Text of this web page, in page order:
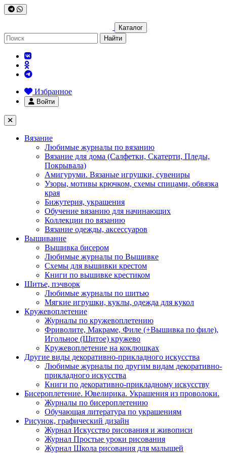
Каталог
Найти
Избранное
Войти
Вязание
Любимые журналы по вязанию
Вязание для дома (Салфетки, Скатерти, Пледы,
Покрывала)
Амигуруми. Вязаные игрушки, сувениры
Узоры, мотивы крючком, схемы спицами, обвязка
края
Бижутерия, украшения
Обучение вязанию для начинающих
Коллекции по вязанию
Вязание одежды, аксессуаров
Вышивание
Вышивка бисером
Любимые журналы по Вышивке
Схемы для вышивки крестом
Книги по вышивке крестиком
Шитье, пэчворк
Любимые журналы по шитью
Мягкие игрушки, куклы, одежда для кукол
Кружевоплетение
Журналы по кружевоплетению
Фриволите, Макраме, Филе (+Вышивка по филе),
Игольное (Шитое) кружево
Кружевоплетение на коклюшках
Другие виды декоративно-прикладного искусства
Любимые журналы по другим видам декоративно-
прикладного искусства
Книги по декоративно-прикладному искусству
Бисероплетение. Ювелирика. Украшения из проволоки.
Журналы по бисероплетению
Обучающая литература по украшениям
Рисунок, графический дизайн
Журнал Искусство рисования и живописи
Журнал Простые уроки рисования
Журнал Школа рисования для малышей